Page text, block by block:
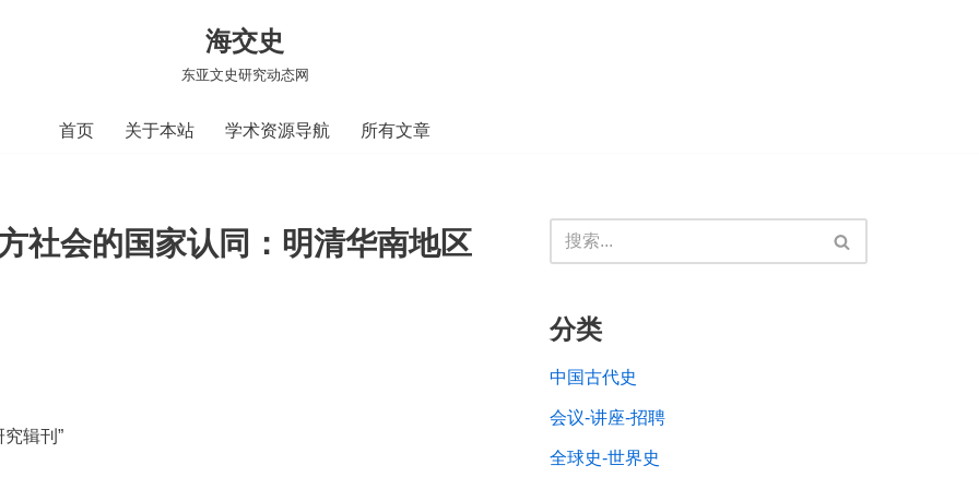
海交史
东亚文史研究动态网
首页 关于本站 学术资源导航 所有文章
社会的国家认同：明清华南地区
辑刊”
分类
中国古代史
会议-讲座-招聘
全球史-世界史